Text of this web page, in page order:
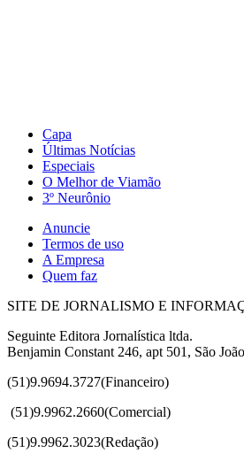
Capa
Últimas Notícias
Especiais
O Melhor de Viamão
3º Neurônio
Anuncie
Termos de uso
A Empresa
Quem faz
SITE DE JORNALISMO E
Seguinte Editora Jornalística ltda.
Benjamin Constant 246, apt 501, São
(51)9.9694.3727(Financeiro)
(51)9.9962.2660(Comercial)
(51)9.9962.3023(Redação)